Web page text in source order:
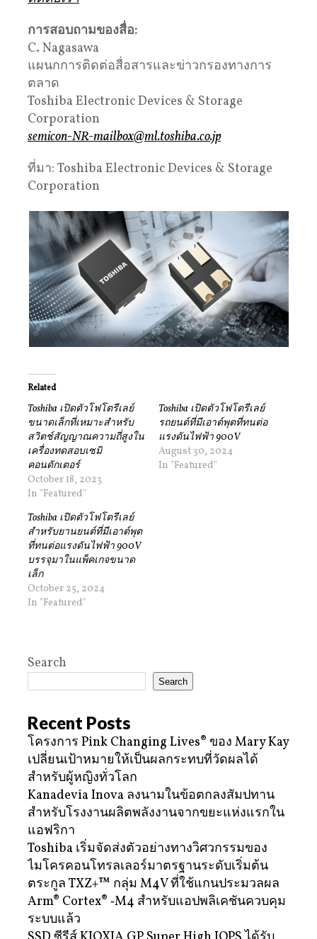
การสอบถามของสื่อ:
C. Nagasawa
แผนกการติดต่อสื่อสารและข่าวกรองทางการ
ตลาด
Toshiba Electronic Devices & Storage
Corporation
semicon-NR-mailbox@ml.toshiba.co.jp
ที่มา: Toshiba Electronic Devices & Storage
Corporation
Related
Toshiba เปิดตัวโฟโตรีเลย์
ขนาดเล็กที่เหมาะสำหรับ
สวิตช์สัญญาณความถี่สูงใน
เครื่องทดสอบเซมิ
คอนดักเตอร์
October 18, 2023
In "Featured"
Toshiba เปิดตัวโฟโตรีเลย์
รถยนต์ที่มีเอาต์พุตที่ทนต่อ
แรงดันไฟฟ้า 900V
August 30, 2024
In "Featured"
Toshiba เปิดตัวโฟโตรีเลย์
สําหรับยานยนต์ที่มีเอาต์พุต
ที่ทนต่อแรงดันไฟฟ้า 900V
บรรจุมาในแพ็คเกจขนาด
เล็ก
October 25, 2024
In "Featured"
Search
Search
Recent Posts
โครงการ Pink Changing Lives® ของ Mary Kay
เปลี่ยนเป้าหมายให้เป็นผลกระทบที่วัดผลได้
สำหรับผู้หญิงทั่วโลก
Kanadevia Inova ลงนามในข้อตกลงสัมปทาน
สำหรับโรงงานผลิตพลังงานจากขยะแห่งแรกใน
แอฟริกา
Toshiba เริ่มจัดส่งตัวอย่างทางวิศวกรรมของ
ไมโครคอนโทรลเลอร์มาตรฐานระดับเริ่มต้น
ตระกูล TXZ+™ กลุ่ม M4V ที่ใช้แกนประมวลผล
Arm® Cortex® ‑M4 สำหรับแอปพลิเคชันควบคุม
ระบบแล้ว